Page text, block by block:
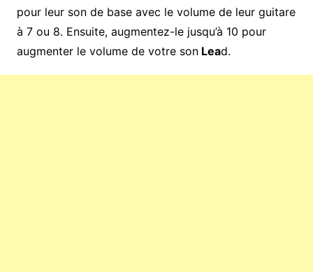
pour leur son de base avec le volume de leur guitare
à 7 ou 8. Ensuite, augmentez-le jusqu’à 10 pour
augmenter le volume de votre sonLead.